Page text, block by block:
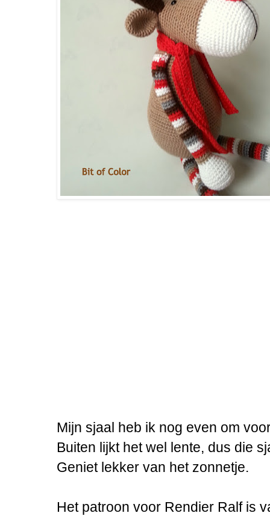
Mijn sjaal heb ik nog even om
Buiten lijkt het wel lente, dus die
Geniet lekker van het zonnetje.
Het patroon voor Rendier Ralf is